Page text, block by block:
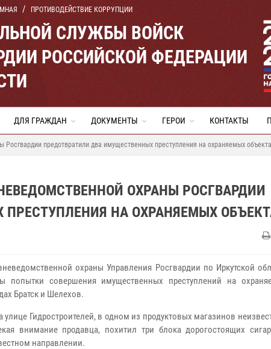
ПРОТИВОДЕЙСТВИЕ КОРРУПЦИИ
СЛУЖБЫ ВОЙСК
РОССИЙСКОЙ ФЕДЕРАЦИИ
ДЛЯ ГРАЖДАН ДОКУМЕНТЫ ГЕРОИ КОНТАКТЫ
Росгвардии предотвратили два имущественных преступления на охраняемых
ОХРАНЫ РОСГВАРДИИ
НА ОХРАНЯЕМЫХ
охраны Управления Росгвардии по Иркутской
попытки совершения имущественных преступлений на
Братск и Шелехов.
улице Гидростроителей, в одном из продуктовых магазинов
внимание продавца, похитил три блока дорогостоящих
направлении.